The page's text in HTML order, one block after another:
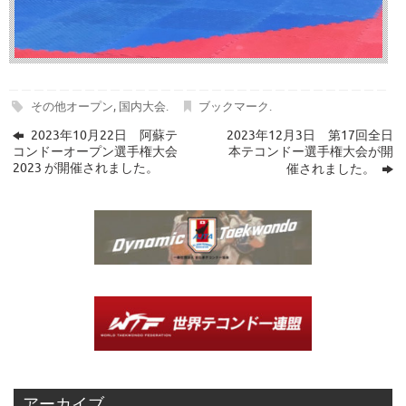
その他オープン, 国内大会. ブックマーク.
2023年10月22日 阿蘇テ
コンドーオープン選手権大会
2023 が開催されました。
2023年12月3日 第17回全日
本テコンドー選手権大会が開
催されました。